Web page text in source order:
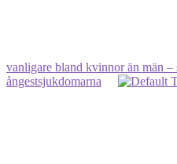
vanligare bland kvinnor än män
ångestsjukdomarna